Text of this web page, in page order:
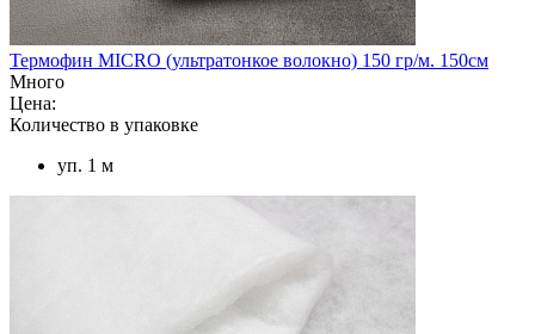
Термофин MICRO (ультратонкое волокно) 150 гр/м. 150см
Много
Цена:
Количество в упаковке
уп. 1 м